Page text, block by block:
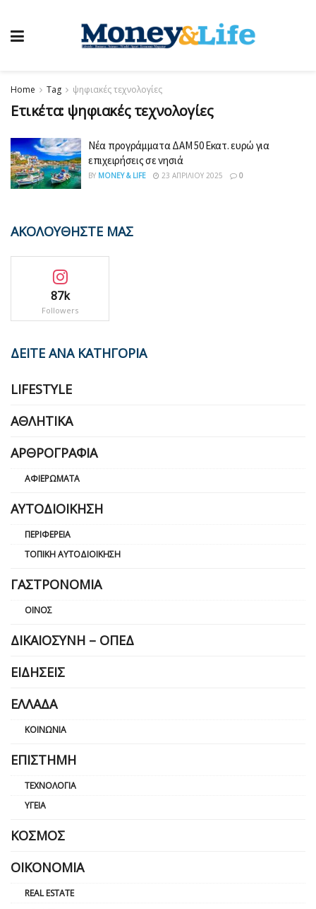
Home Tag ψηφιακές τεχνολογίες
Ετικέτα: ψηφιακές τεχνολογίες
Νέα προγράμματα ΔΑΜ 50 Εκατ. ευρώ για
επιχειρήσεις σε νησιά
BY MONEY & LIFE 23 ΑΠΡΙΛΊΟΥ 2025 0
ΑΚΟΛΟΥΘΗΣΤΕ ΜΑΣ
87k
Followers
ΔΕΙΤΕ ΑΝΑ ΚΑΤΗΓΟΡΙΑ
LIFESTYLE
ΑΘΛΗΤΙΚΆ
ΑΡΘΡΟΓΡΑΦΊΑ
ΑΦΙΕΡΏΜΑΤΑ
ΑΥΤΟΔΙΟΊΚΗΣΗ
ΠΕΡΙΦΈΡΕΙΑ
ΤΟΠΙΚΉ ΑΥΤΟΔΙΟΊΚΗΣΗ
ΓΑΣΤΡΟΝΟΜΊΑ
ΟΊΝΟΣ
ΔΙΚΑΙΟΣΎΝΗ – ΟΠΕΔ
ΕΙΔΉΣΕΙΣ
ΕΛΛΆΔΑ
ΚΟΙΝΩΝΊΑ
ΕΠΙΣΤΉΜΗ
ΤΕΧΝΟΛΟΓΊΑ
ΥΓΕΊΑ
ΚΌΣΜΟΣ
ΟΙΚΟΝΟΜΊΑ
REAL ESTATE